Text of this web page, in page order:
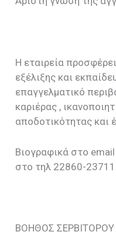
Η εταιρεία
εξέλιξης και
επαγγελματικό
καριέρας ,
αποδοτικότητας και
Βιογραφικά στο email
στο τηλ 22860-23711
ΒΟΗΘΟΣ ΣΕΡΒΙΤΟΡΟΥ